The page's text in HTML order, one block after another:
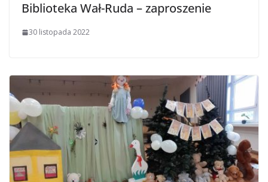
Biblioteka Wał-Ruda – zaproszenie
30 listopada 2022